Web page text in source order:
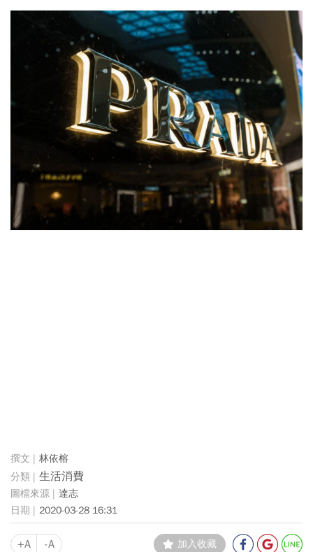
林依榕
生活消費
達志
2020-03-28 16:31
+A -A 加入收藏